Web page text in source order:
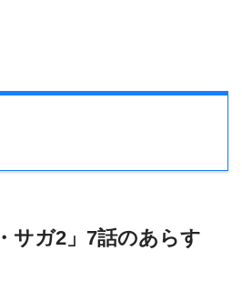
サガ2」7話のあらす